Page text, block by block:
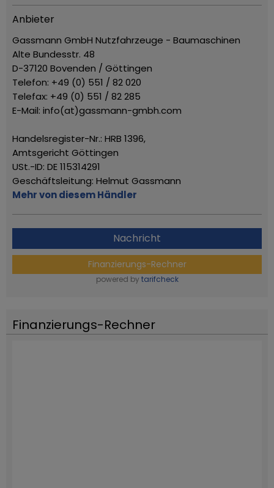
Anbieter
Gassmann GmbH Nutzfahrzeuge - Baumaschinen
Alte Bundesstr. 48
D-37120 Bovenden / Göttingen
Telefon: +49 (0) 551 / 82 020
Telefax: +49 (0) 551 / 82 285
E-Mail: info(at)gassmann-gmbh.com
Handelsregister-Nr.: HRB 1396,
Amtsgericht Göttingen
USt.-ID: DE 115314291
Geschäftsleitung: Helmut Gassmann
Mehr von diesem Händler
Nachricht
Finanzierungs-Rechner
powered by tarifcheck
Finanzierungs-Rechner